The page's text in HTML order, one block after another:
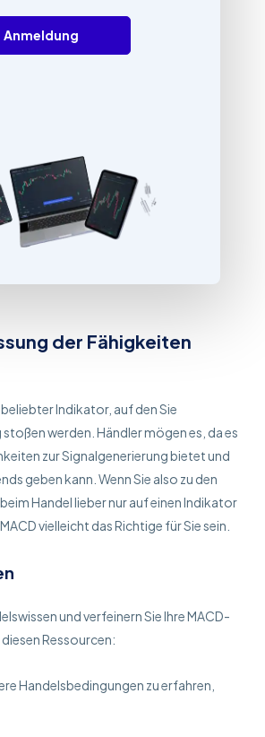
Anmeldung
der Fähigkeiten
Indikator, auf den Sie
werden. Händler mögen es, da es
zur Signalgenerierung bietet und
geben kann. Wenn Sie also zu den
Handel lieber nur auf einen Indikator
vielleicht das Richtige für Sie sein.
und verfeinern Sie Ihre MACD-
Ressourcen:
Handelsbedingungen zu erfahren,